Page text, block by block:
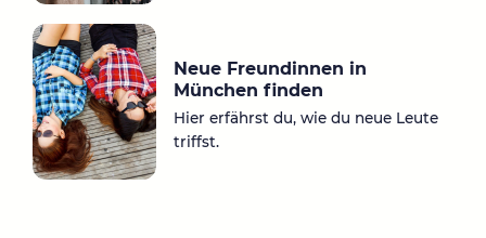
Neue Freundinnen in
München finden
Hier erfährst du, wie du neue Leute
triffst.